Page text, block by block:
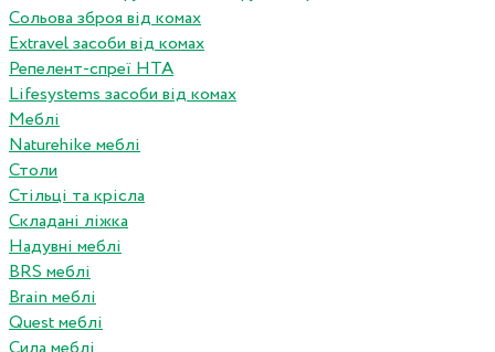
Сольова зброя від комах
Extravel засоби від комах
Репелент-спреї HTA
Lifesystems засоби від комах
Меблі
Naturehike меблі
Столи
Стільці та крісла
Складані ліжка
Надувні меблі
BRS меблі
Brain меблі
Quest меблі